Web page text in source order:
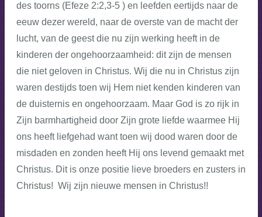
des toorns (Efeze 2:2,3-5 ) en leefden eertijds naar de
eeuw dezer wereld, naar de overste van de macht der
lucht, van de geest die nu zijn werking heeft in de
kinderen der ongehoorzaamheid: dit zijn de mensen
die niet geloven in Christus. Wij die nu in Christus zijn
waren destijds toen wij Hem niet kenden kinderen van
de duisternis en ongehoorzaam. Maar God is zo rijk in
Zijn barmhartigheid door Zijn grote liefde waarmee Hij
ons heeft liefgehad want toen wij dood waren door de
misdaden en zonden heeft Hij ons levend gemaakt met
Christus. Dit is onze positie lieve broeders en zusters in
Christus! Wij zijn nieuwe mensen in Christus!!